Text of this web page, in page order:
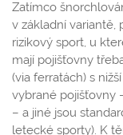
Zatímco
v základní variantě,
rizikový sport, u
mají pojišťovny
(via ferratách) s
vybrané pojišťovny
– a jiné jsou
letecké sporty). K